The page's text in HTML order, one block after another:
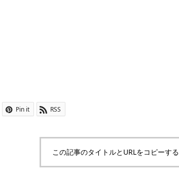
Pin it RSS
この記事のタイトルとURLをコピーする